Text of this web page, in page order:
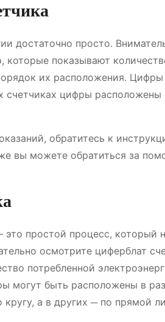
достаточно просто․
показывают
их расположения․
счетчиках цифры
обратитесь к
вы можете обратиться за
это простой процесс, который
осмотрите циферблат
потребленной
могут быть расположены в
а в других ─ по прямой